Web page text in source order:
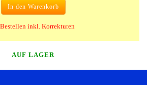
In den Warenkorb
inkl. Korrekturen
AUF LAGER